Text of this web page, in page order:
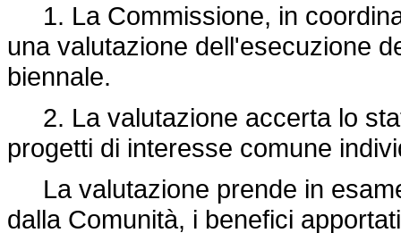
1. La Commissione, in
una valutazione dell'esecuzione
biennale.
2. La valutazione accerta lo
progetti di interesse comune
La valutazione prende in
dalla Comunità, i benefici